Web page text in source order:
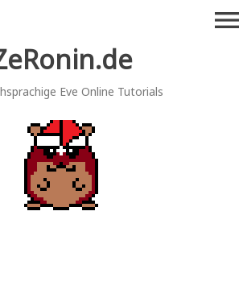
Eve Online Tutorials
menu